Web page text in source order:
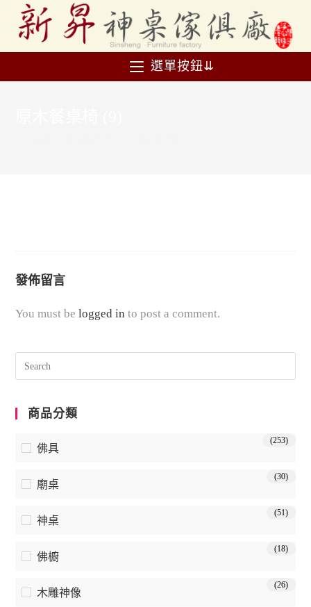
選單按鈕⇊
發佈留言
You must belogged in to post a comment.
商品分類
佛具
(253)
廟桌
(30)
神桌
(51)
佛櫥
(18)
木雕神像
(26)